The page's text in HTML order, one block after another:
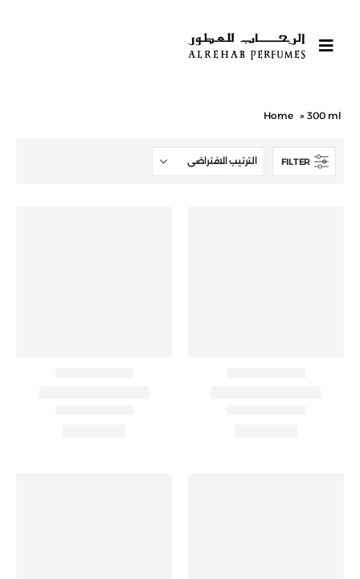
Home »300 ml
FILTER